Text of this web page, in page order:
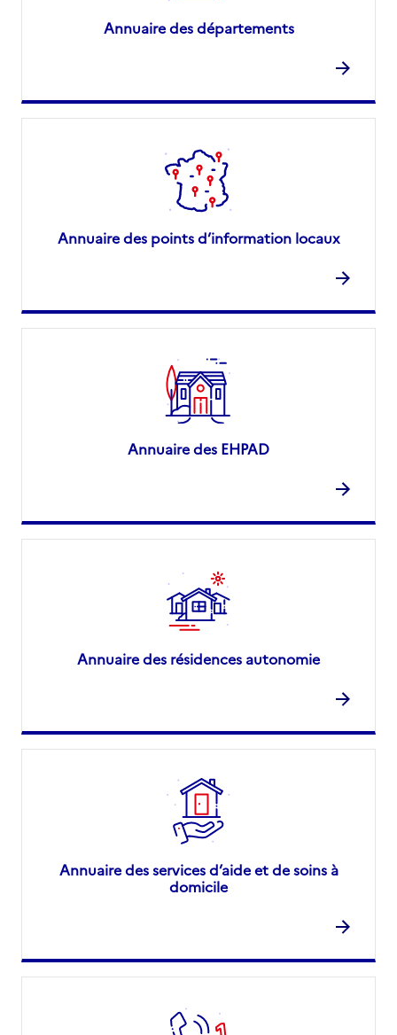
Annuaire des départements
Annuaire des points d’information locaux
Annuaire des EHPAD
Annuaire des résidences autonomie
Annuaire des services d’aide et de soins à
domicile